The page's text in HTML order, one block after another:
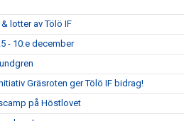
lotter av Tölö IF
- 10:e december
Gräsroten ger Tölö IF bidrag!
på Höstlovet